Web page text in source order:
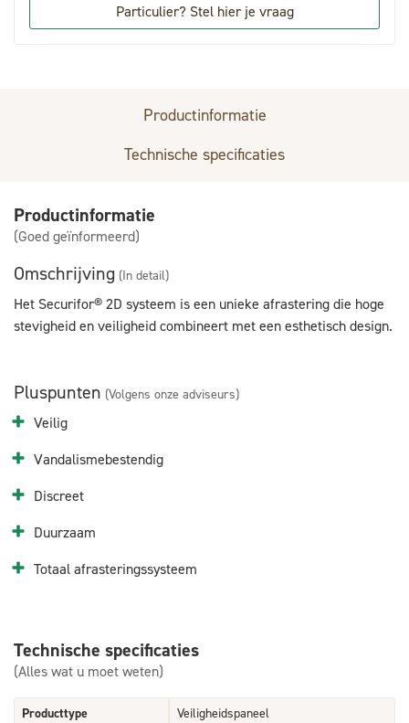
Particulier? Stel hier je vraag
Productinformatie
Technische specificaties
Productinformatie
(Goed geïnformeerd)
Omschrijving (In detail)
Het Securifor® 2D systeem is een unieke afrastering die hoge
stevigheid en veiligheid combineert met een esthetisch design.
Pluspunten (Volgens onze adviseurs)
Veilig
Vandalismebestendig
Discreet
Duurzaam
Totaal afrasteringssysteem
Technische specificaties
(Alles wat u moet weten)
Producttype
Veiligheidspaneel